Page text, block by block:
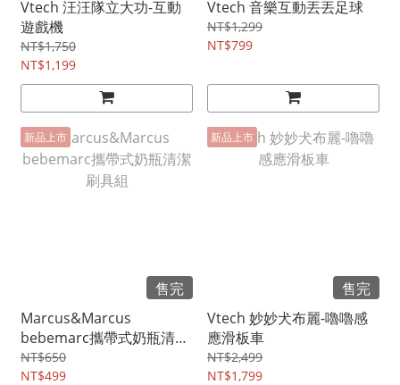
Vtech 汪汪隊立大功-互動
遊戲機
NT$1,750
NT$1,199
Vtech 音樂互動丟丟足球
NT$1,299
NT$799
新品上市
售完
Marcus&Marcus
bebemarc攜帶式奶瓶清潔
刷具組
NT$650
NT$499
新品上市
售完
Vtech 妙妙犬布麗-嚕嚕感
應滑板車
NT$2,499
NT$1,799